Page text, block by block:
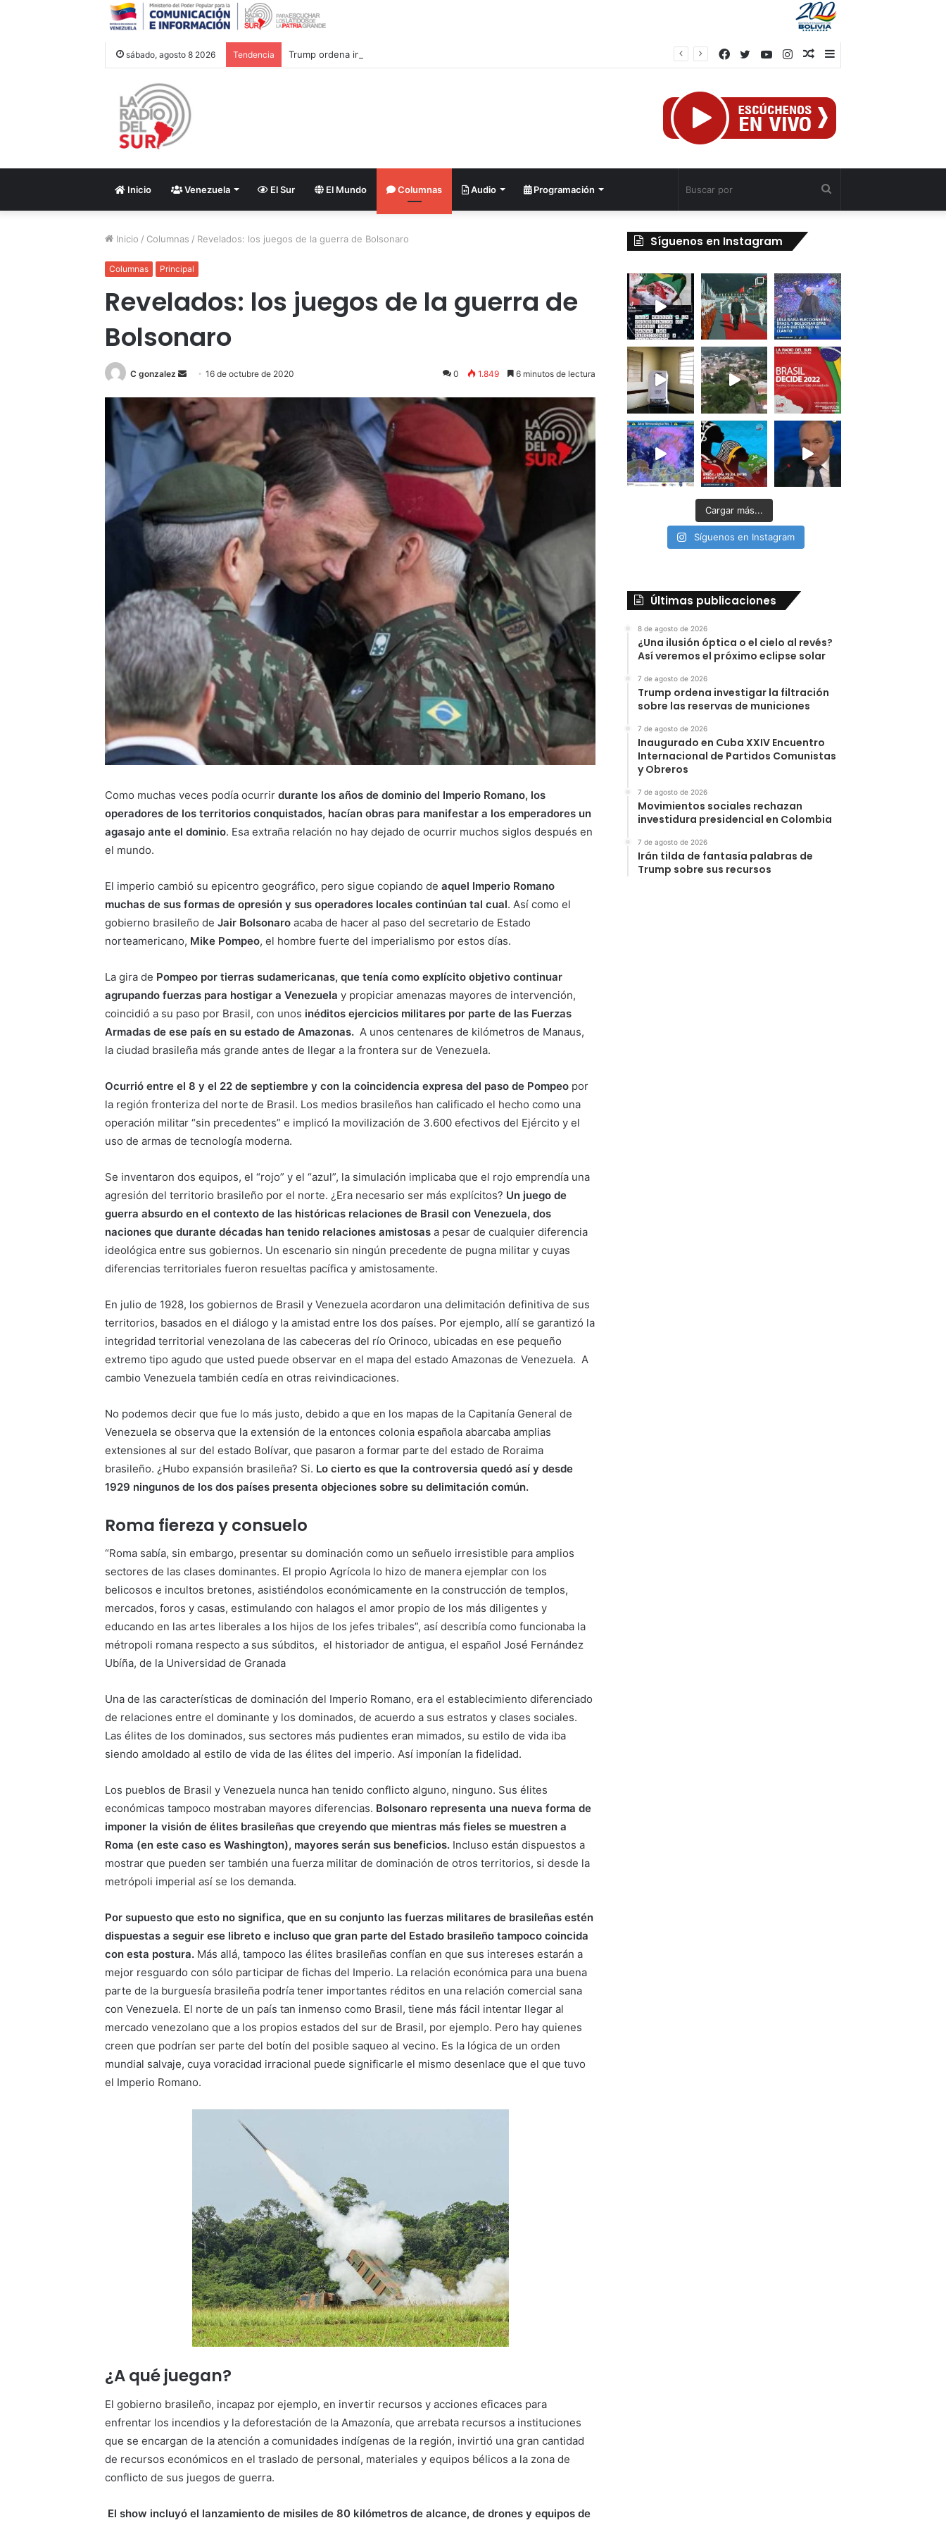
sábado, agosto 8 2026 Tendencia Trump ordena investigar la filtración sobre las reservas de municiones
Barra
Publicación
azar
Instagram
YouTube
Twitter
Facebook
Inicio Venezuela El Sur El Mundo Columnas Audio Programación
Inicio / Columnas / Revelados: los juegos de la guerra de Bolsonaro
Columnas Principal
Revelados: los juegos de la guerra de
Bolsonaro
C gonzalez
Send
email
16 de octubre de 2020 0 1.849 6 minutos de lectura
Como muchas veces podía ocurrirdurante los años de dominio del Imperio Romano, los
operadores de los territorios conquistados, hacían obras para manifestar a los emperadores un
agasajo ante el dominio. Esa extraña relación no hay dejado de ocurrir muchos siglos después en
el mundo.
El imperio cambió su epicentro geográfico, pero sigue copiando deaquel Imperio Romano
muchas de sus formas de opresión y sus operadores locales continúan tal cual. Así como el
gobierno brasileño deJair Bolsonaro acaba de hacer al paso del secretario de Estado
norteamericano, Mike Pompeo, el hombre fuerte del imperialismo por estos días.
La gira de Pompeo por tierras sudamericanas, que tenía como explícito objetivo continuar
agrupando fuerzas para hostigar a Venezuela y propiciar amenazas mayores de intervención,
coincidió a su paso por Brasil, con unos inéditos ejercicios militares por parte de las Fuerzas
Armadas de ese país en su estado de Amazonas. A unos centenares de kilómetros de Manaus,
la ciudad brasileña más grande antes de llegar a la frontera sur de Venezuela.
Ocurrió entre el 8 y el 22 de septiembre y con la coincidencia expresa del paso de Pompeo por
la región fronteriza del norte de Brasil. Los medios brasileños han calificado el hecho como una
operación militar “sin precedentes” e implicó la movilización de 3.600 efectivos del Ejército y el
uso de armas de tecnología moderna.
Se inventaron dos equipos, el “rojo” y el “azul”, la simulación implicaba que el rojo emprendía una
agresión del territorio brasileño por el norte. ¿Era necesario ser más explícitos? Un juego de
guerra absurdo en el contexto de las históricas relaciones de Brasil con Venezuela, dos
naciones que durante décadas han tenido relaciones amistosas a pesar de cualquier diferencia
ideológica entre sus gobiernos. Un escenario sin ningún precedente de pugna militar y cuyas
diferencias territoriales fueron resueltas pacífica y amistosamente.
En julio de 1928, los gobiernos de Brasil y Venezuela acordaron una delimitación definitiva de sus
territorios, basados en el diálogo y la amistad entre los dos países. Por ejemplo, allí se garantizó la
integridad territorial venezolana de las cabeceras del río Orinoco, ubicadas en ese pequeño
extremo tipo agudo que usted puede observar en el mapa del estado Amazonas de Venezuela. A
cambio Venezuela también cedía en otras reivindicaciones.
No podemos decir que fue lo más justo, debido a que en los mapas de la Capitanía General de
Venezuela se observa que la extensión de la entonces colonia española abarcaba amplias
extensiones al sur del estado Bolívar, que pasaron a formar parte del estado de Roraima
brasileño. ¿Hubo expansión brasileña? Si. Lo cierto es que la controversia quedó así y desde
1929 ningunos de los dos países presenta objeciones sobre su delimitación común.
Roma fiereza y consuelo
“Roma sabía, sin embargo, presentar su dominación como un señuelo irresistible para amplios
sectores de las clases dominantes. El propio Agrícola lo hizo de manera ejemplar con los
belicosos e incultos bretones, asistiéndolos económicamente en la construcción de templos,
mercados, foros y casas, estimulando con halagos el amor propio de los más diligentes y
educando en las artes liberales a los hijos de los jefes tribales”, así describía como funcionaba la
métropoli romana respecto a sus súbditos, el historiador de antigua, el español José Fernández
Ubíña, de la Universidad de Granada
Una de las características de dominación del Imperio Romano, era el establecimiento diferenciado
de relaciones entre el dominante y los dominados, de acuerdo a sus estratos y clases sociales.
Las élites de los dominados, sus sectores más pudientes eran mimados, su estilo de vida iba
siendo amoldado al estilo de vida de las élites del imperio. Así imponían la fidelidad.
Los pueblos de Brasil y Venezuela nunca han tenido conflicto alguno, ninguno. Sus élites
económicas tampoco mostraban mayores diferencias. Bolsonaro representa una nueva forma de
imponer la visión de élites brasileñas que creyendo que mientras más fieles se muestren a
Roma (en este caso es Washington), mayores serán sus beneficios. Incluso están dispuestos a
mostrar que pueden ser también una fuerza militar de dominación de otros territorios, si desde la
metrópoli imperial así se los demanda.
Por supuesto que esto no significa, que en su conjunto las fuerzas militares de brasileñas estén
dispuestas a seguir ese libreto e incluso que gran parte del Estado brasileño tampoco coincida
con esta postura. Más allá, tampoco las élites brasileñas confían en que sus intereses estarán a
mejor resguardo con sólo participar de fichas del Imperio. La relación económica para una buena
parte de la burguesía brasileña podría tener importantes réditos en una relación comercial sana
con Venezuela. El norte de un país tan inmenso como Brasil, tiene más fácil intentar llegar al
mercado venezolano que a los propios estados del sur de Brasil, por ejemplo. Pero hay quienes
creen que podrían ser parte del botín del posible saqueo al vecino. Es la lógica de un orden
mundial salvaje, cuya voracidad irracional puede significarle el mismo desenlace que el que tuvo
el Imperio Romano.
¿A qué juegan?
El gobierno brasileño, incapaz por ejemplo, en invertir recursos y acciones eficaces para
enfrentar los incendios y la deforestación de la Amazonía, que arrebata recursos a instituciones
que se encargan de la atención a comunidades indígenas de la región, invirtió una gran cantidad
de recursos económicos en el traslado de personal, materiales y equipos bélicos a la zona de
conflicto de sus juegos de guerra.
El show incluyó el lanzamiento de misiles de 80 kilómetros de alcance, de drones y equipos de
Síguenos en Instagram
Cargar más...
Síguenos en Instagram
Últimas publicaciones
8 de agosto de 2026
¿Una ilusión óptica o el cielo al revés?
Así veremos el próximo eclipse solar
7 de agosto de 2026
Trump ordena investigar la filtración
sobre las reservas de municiones
7 de agosto de 2026
Inaugurado en Cuba XXIV Encuentro
Internacional de Partidos Comunistas
y Obreros
7 de agosto de 2026
Movimientos sociales rechazan
investidura presidencial en Colombia
7 de agosto de 2026
Irán tilda de fantasía palabras de
Trump sobre sus recursos